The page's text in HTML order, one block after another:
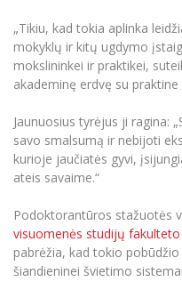
„Tikiu, kad tokia aplinka
mokyklų ir kitų ugdymo
mokslininkei ir praktikei,
akademinę erdvę su
Jaunuosius tyrėjus ji ragina:
savo smalsumą ir nebijoti
kurioje jaučiatės gyvi,
ateis savaime.“
Podoktorantūros stažuotės
visuomenės studijų fakulteto
pabrėžia, kad tokio
šiandieninei švietimo